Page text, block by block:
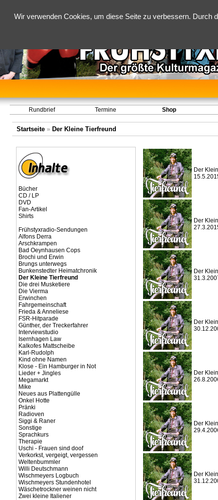
Wir verwenden Cookies, um diese Seite zu verbessern.
Rundbrief Termine Shop
Startseite» Der Kleine Tierfreund
Bücher
CD / LP
DVD
Fan-Artikel
Shirts
Frühstyxradio-Sendungen
Alfons Derra
Arschkrampen
Bad Oeynhausen Cops
Brochi und Erwin
Brungs unterwegs
Bunkenstedter Heimatchronik
Der Kleine Tierfreund
Die drei Musketiere
Die Vierma
Erwinchen
Fahrgemeinschaft
Frieda & Anneliese
FSR-Hitparade
Günther, der Treckerfahrer
Interviewstudio
Isernhagen Law
Kalkofes Mattscheibe
Karl-Rudolph
Kind ohne Namen
Klose - Ein Hamburger in Not
Lieder + Jingles
Megamarkt
Mike
Neues aus Plattengülle
Onkel Hotte
Pränki
Radioven
Siggi & Raner
Sonstige
Sprachkurs
Therapie
Uschi - Frauen sind doof
Verkorkst, vergeigt, vergessen
Weltenbummler
Willi Deutschmann
Wischmeyers Logbuch
Wischmeyers Stundenhotel
Wäschetrockner weinen nicht
Zwei kleine Italiener
Der
Der
Der
Der
Der
Der
Der